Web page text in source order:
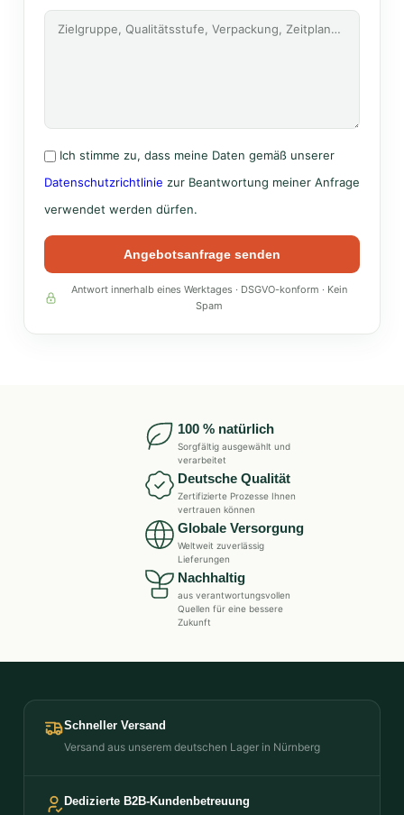
Ich stimme zu, dass meine Daten gemäß unserer
Datenschutzrichtlinie zur Beantwortung meiner Anfrage
verwendet werden dürfen.
Angebotsanfrage senden
Antwort innerhalb eines Werktages · DSGVO-konform · Kein
Spam
100 % natürlich
Sorgfältig ausgewählt und
verarbeitet
Deutsche Qualität
Zertifizierte Prozesse Ihnen
vertrauen können
Globale Versorgung
Weltweit zuverlässig
Lieferungen
Nachhaltig
aus verantwortungsvollen
Quellen für eine bessere
Zukunft
Schneller Versand
Versand aus unserem deutschen Lager in Nürnberg
Dedizierte B2B-Kundenbetreuung